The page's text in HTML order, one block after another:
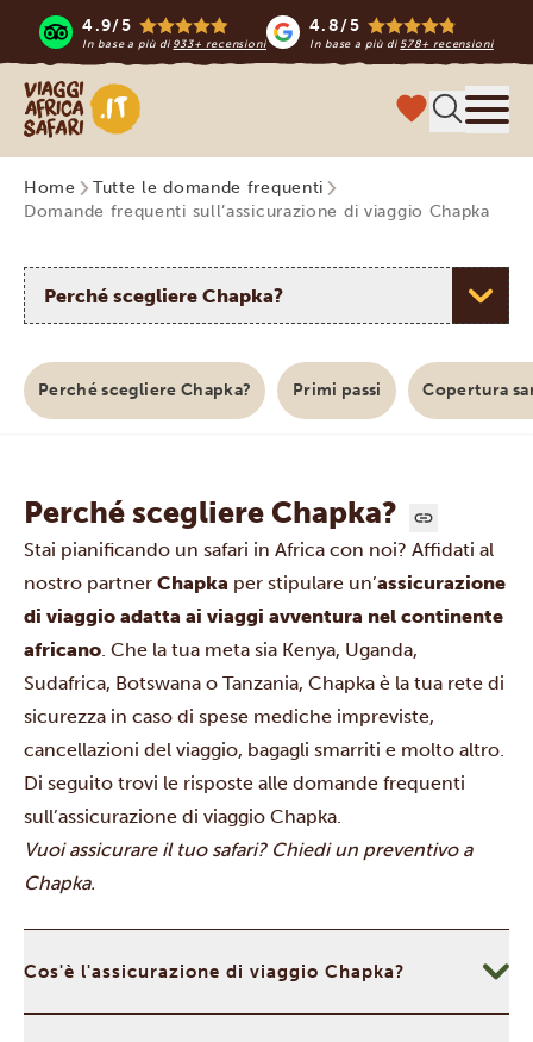
4.9/5
In base a più di 933+ recensioni
4.8/5
In base a più di578+ recensioni
Viaggi Africa Safari
Home
Tutte le domande frequenti
Domande frequenti sull’assicurazione di viaggio Chapka
Selezionare un argomento
Perché scegliere Chapka? Primi passi Copertura
Perché scegliere Chapka?
Stai pianificando un safari in Africa con noi? Affidati al
nostro partner Chapka per stipulare un’assicurazione
di viaggio adatta ai viaggi avventura nel continente
africano. Che la tua meta sia Kenya, Uganda,
Sudafrica, Botswana o Tanzania, Chapka è la tua rete di
sicurezza in caso di spese mediche impreviste,
cancellazioni del viaggio, bagagli smarriti e molto altro.
Di seguito trovi le risposte alle domande frequenti
sull’assicurazione di viaggio Chapka.
Vuoi assicurare il tuo safari? Chiedi un preventivo a
Chapka.
Cos'è l'assicurazione di viaggio Chapka?